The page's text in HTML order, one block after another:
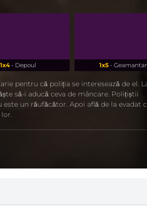
1x4- Depoul 1x5-
pentru că poliția se interesează de el.
să-i aducă ceva de mâncare. Polițiștii
un răufăcător. Apoi află de la evadat